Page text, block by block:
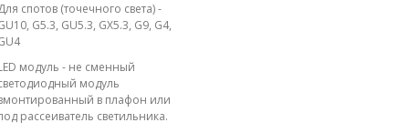
спотов (точечного света) -
G5.3, GU5.3, GX5.3, G9, G4,
модуль - не сменный
модуль
в плафон или
рассеиватель светильника.